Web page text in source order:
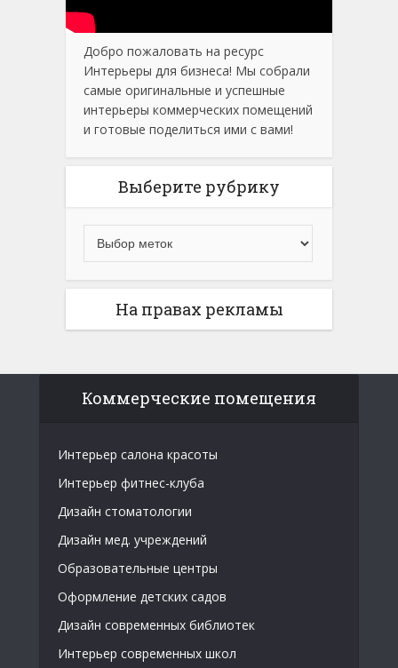
Добро пожаловать на ресурс
Интерьеры для бизнеса! Мы собрали
самые оригинальные и успешные
интерьеры коммерческих помещений
и готовые поделиться ими с вами!
Выберите рубрику
На правах рекламы
Коммерческие помещения
Интерьер салона красоты
Интерьер фитнес-клуба
Дизайн стоматологии
Дизайн мед. учреждений
Образовательные центры
Оформление детских садов
Дизайн современных библиотек
Интерьер современных школ